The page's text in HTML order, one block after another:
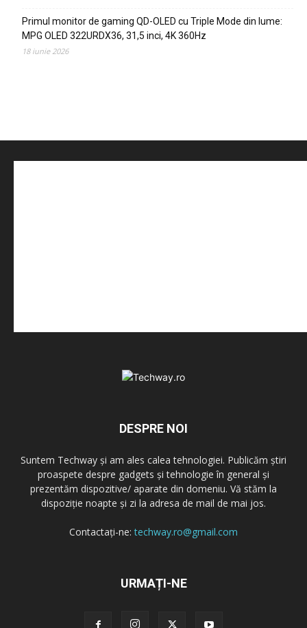
Primul monitor de gaming QD-OLED cu Triple Mode din lume:
MPG OLED 322URDX36, 31,5 inci, 4K 360Hz
18 iunie 2026
DESPRE NOI
Suntem Techway și am ales calea tehnologiei. Publicăm știri
proaspete despre gadgets și tehnologie în general și
prezentăm dispozitive/ aparate din domeniu. Vă stăm la
dispoziție noapte și zi la adresa de mail de mai jos.
Contactați-ne:techway.ro@gmail.com
URMAȚI-NE